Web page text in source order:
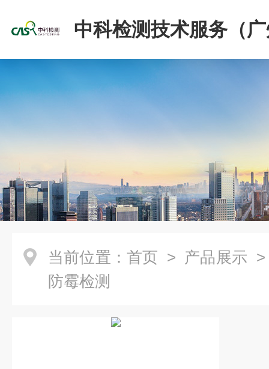
中科检测技术服务（
份有限公司
当前位置： 首页 > 产品展示
防霉检测